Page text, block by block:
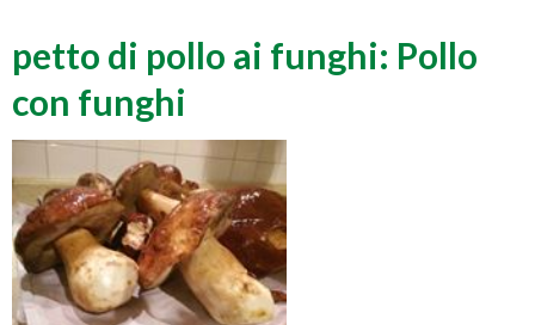
petto di pollo ai funghi: Pollo
con funghi